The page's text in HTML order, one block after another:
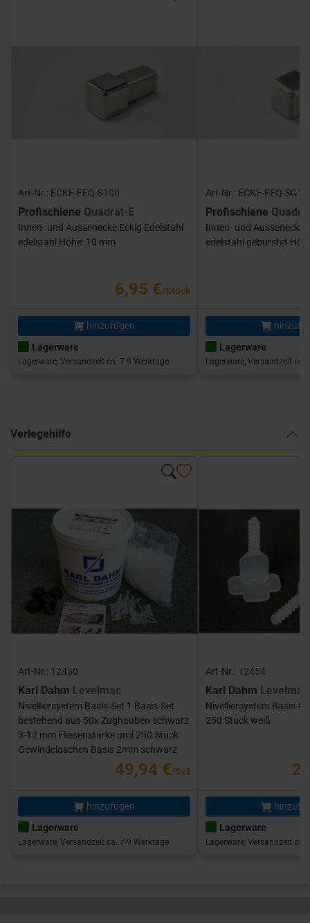
Art-Nr.: ECKE-FEQ-S100
Profischiene Quadrat-E
Innen- und Aussenecke Eckig Edelstahl
edelstahl Höhe: 10 mm
6,95 €/Stück
hinzufügen
Lagerware
Lagerware, Versandzeit ca. 7-9 Werktage
Art-Nr.: ECKE-FEQ-
Profischiene
Innen- und Aussenecke
edelstahl gebürstet
Lagerware
Lagerware, Versandzeit ca.
Verlegehilfe
Art-Nr.: 12450
Karl Dahm Levelmac
Nivelliersystem Basis-Set 1 Basis-Set
bestehend aus 50x Zughauben schwarz
3-12 mm Fliesenstärke und 250 Stück
Gewindelaschen Basis 2mm schwarz
49,94 €/Set
hinzufügen
Lagerware
Lagerware, Versandzeit ca. 7-9 Werktage
Art-Nr.: 12454
Karl Dahm Levelmac
Nivelliersystem Basis-
250 Stück weiß
Lagerware
Lagerware, Versandzeit ca.